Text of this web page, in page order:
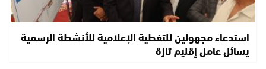
استدعاء مجهولين للتغطية الإعلامية للأنشطة الرسمية
يسائل عامل إقليم تازة